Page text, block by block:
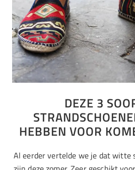
DEZE 3
HEBBEN VOOR
Al eerder vertelde we je dat witte